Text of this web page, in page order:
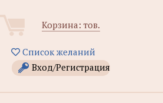
Корзина: тов.
Список желаний
Вход/Регистрация